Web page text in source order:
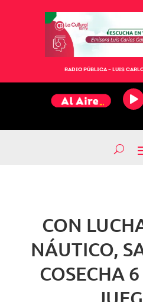
RADIO PÚBLICA – LUIS
CON
NÁUTICO,
COSECHA